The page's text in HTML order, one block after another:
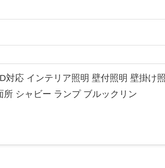
応 インテリア照明 壁付照明 壁掛け
シャビー ランプ ブルックリン